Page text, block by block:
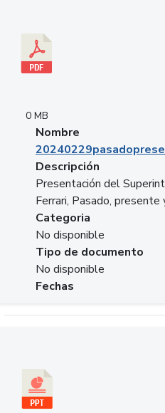
0 MB
Nombre
Descripción
Presentación del
Ferrari, Pasado,
Categoria
No disponible
Tipo de documento
No disponible
Fechas